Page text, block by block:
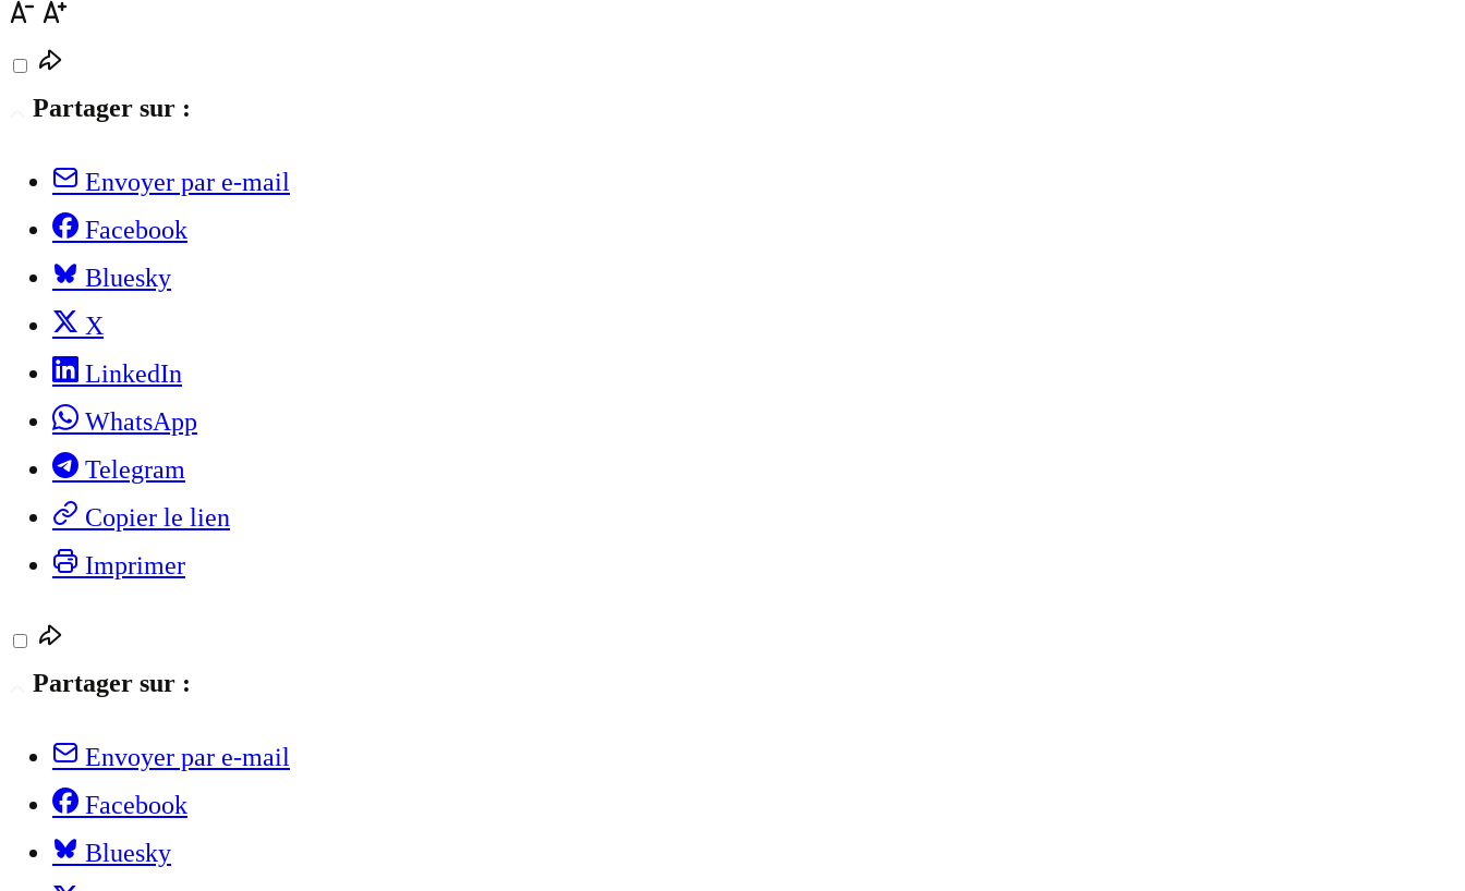
Partager sur :
Envoyer par e-mail
Facebook
Bluesky
X
LinkedIn
WhatsApp
Telegram
Copier le lien
Imprimer
Partager sur :
Envoyer par e-mail
Facebook
Bluesky